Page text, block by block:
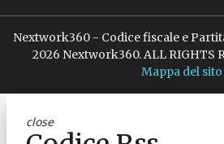
Nextwork360 - Codice fiscale e
2026 Nextwork360. ALL RIGHTS
Mappa del sito
close